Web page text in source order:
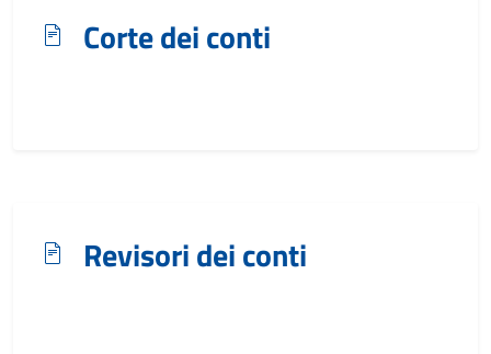
Corte dei conti
Revisori dei conti